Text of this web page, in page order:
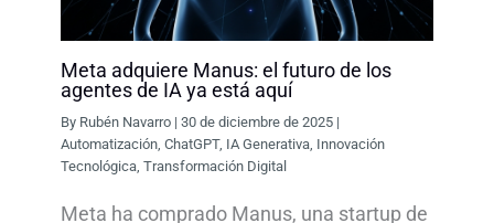
Meta adquiere Manus: el futuro de los
agentes de IA ya está aquí
By Rubén Navarro |30 de diciembre de 2025 |
Automatización ,ChatGPT, IA Generativa Innovación
Tecnológica ,Transformación Digital
Meta ha comprado Manus, una startup de